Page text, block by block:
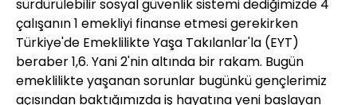
sürdürülebilir sosyal güvenlik sistemi dediğimizde 4
çalışanın 1 emekliyi finanse etmesi gerekirken
Türkiye'de Emeklilikte Yaşa Takılanlar'la (EYT)
beraber 1,6. Yani 2'nin altında bir rakam. Bugün
emeklilikte yaşanan sorunlar bugünkü gençlerimiz
açısından baktığımızda iş hayatına yeni başlayan